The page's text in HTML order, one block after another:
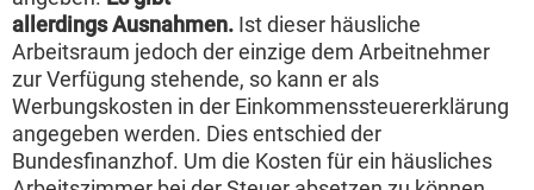
allerdings Ausnahmen. Ist dieser häusliche
Arbeitsraum jedoch der einzige dem Arbeitnehmer
zur Verfügung stehende, so kann er als
Werbungskosten in der Einkommenssteuererklärung
angegeben werden. Dies entschied der
Bundesfinanzhof. Um die Kosten für ein häusliches